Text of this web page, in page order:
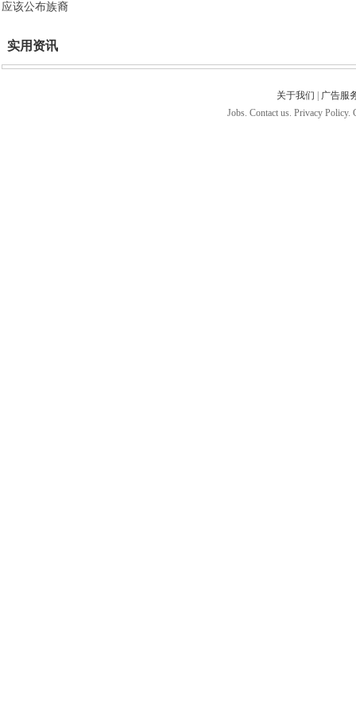
应该公布族裔
实用资讯
关于我们
广告服
Jobs. Contact us. Privacy